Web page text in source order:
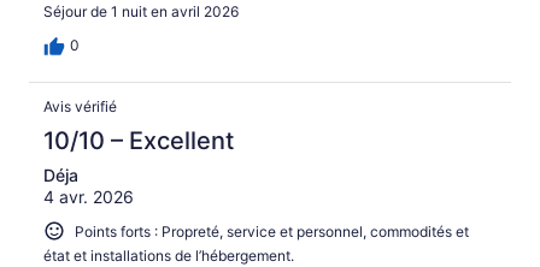
Séjour de 1 nuit en avril 2026
0
Avis vérifié
10/10 – Excellent
Déja
4 avr. 2026
Points forts : Propreté, service et personnel, commodités et
état et installations de l’hébergement.